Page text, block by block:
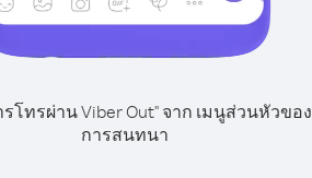
รโทรผ่าน Viber Out" จาก เมนูส่วนหัวของ
การสนทนา